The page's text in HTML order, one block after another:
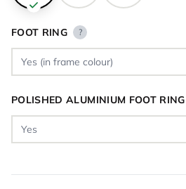
FOOT RING ?
POLISHED ALUMINIUM FOOT RING